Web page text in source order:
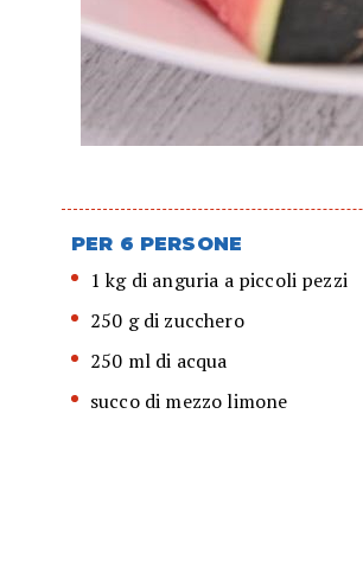
PER 6 PERSONE
1 kg di anguria a piccoli pezzi
250 g di zucchero
250 ml di acqua
succo di mezzo limone